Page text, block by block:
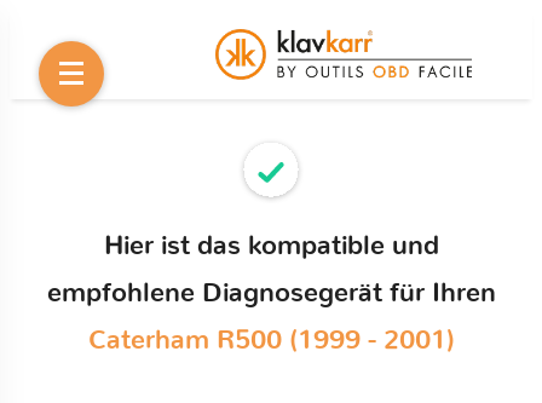
Hier ist das kompatible und
empfohlene Diagnosegerät für Ihren
Caterham R500 (1999 - 2001)